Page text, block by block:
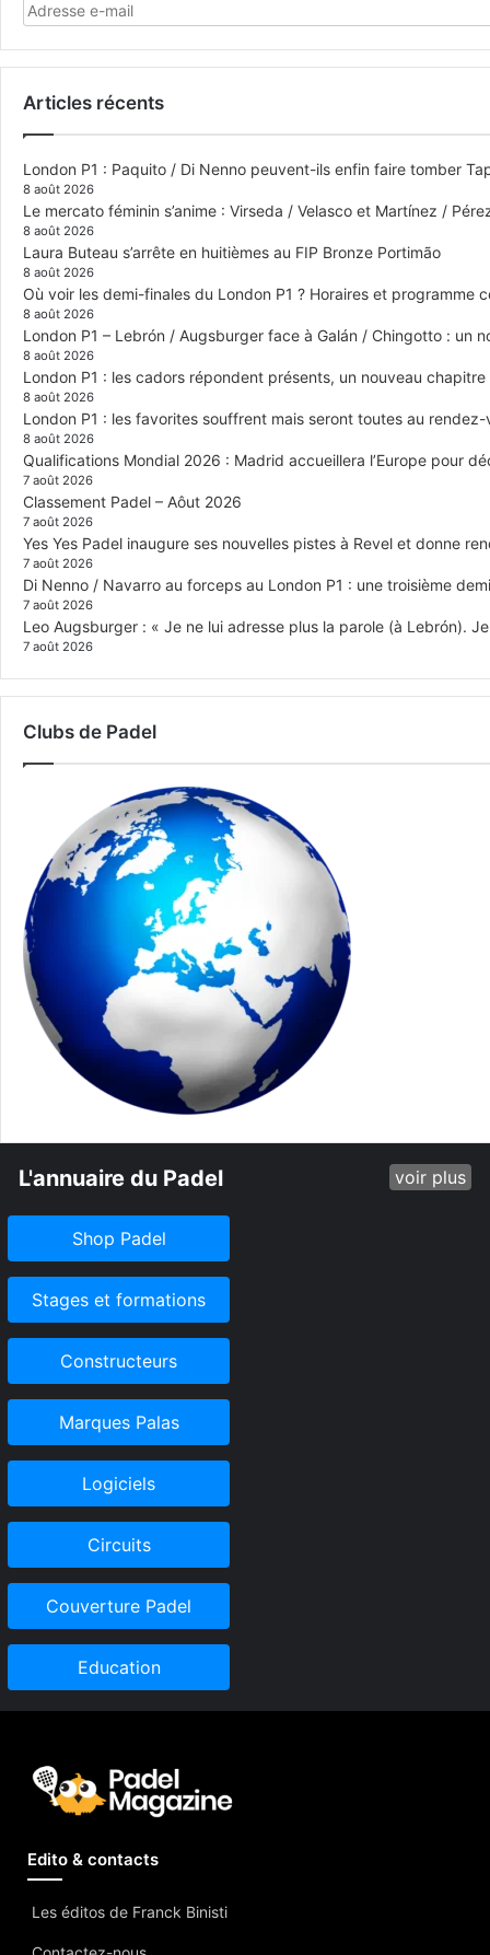
Articles récents
London P1 : Paquito / Di Nenno peuvent-ils enfin faire tomber
8 août 2026
Le mercato féminin s’anime : Virseda / Velasco et Martínez /
8 août 2026
Laura Buteau s’arrête en huitièmes au FIP Bronze Portimão
8 août 2026
Où voir les demi-finales du London P1 ? Horaires et programme
8 août 2026
London P1 – Lebrón / Augsburger face à Galán / Chingotto : un
8 août 2026
London P1 : les cadors répondent présents, un nouveau
8 août 2026
London P1 : les favorites souffrent mais seront toutes au
8 août 2026
Qualifications Mondial 2026 : Madrid accueillera l’Europe pour
7 août 2026
Classement Padel – Aôut 2026
7 août 2026
Yes Yes Padel inaugure ses nouvelles pistes à Revel et donne
7 août 2026
Di Nenno / Navarro au forceps au London P1 : une troisième
7 août 2026
Leo Augsburger : « Je ne lui adresse plus la parole (à Lebrón).
7 août 2026
Clubs de Padel
L'annuaire du Padel voir plus
Shop Padel
Stages et formations
Constructeurs
Marques Palas
Logiciels
Circuits
Couverture Padel
Education
Edito & contacts
Les éditos de Franck Binisti